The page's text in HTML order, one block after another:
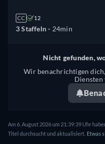
CC 12
3 Staffeln - 24min
Nicht gefunden,
Wir benachrichtigen
Diensten
Am 6. August 2026 um 21:39:39 Uhr
Titel durchsucht und aktualisiert. Etwas